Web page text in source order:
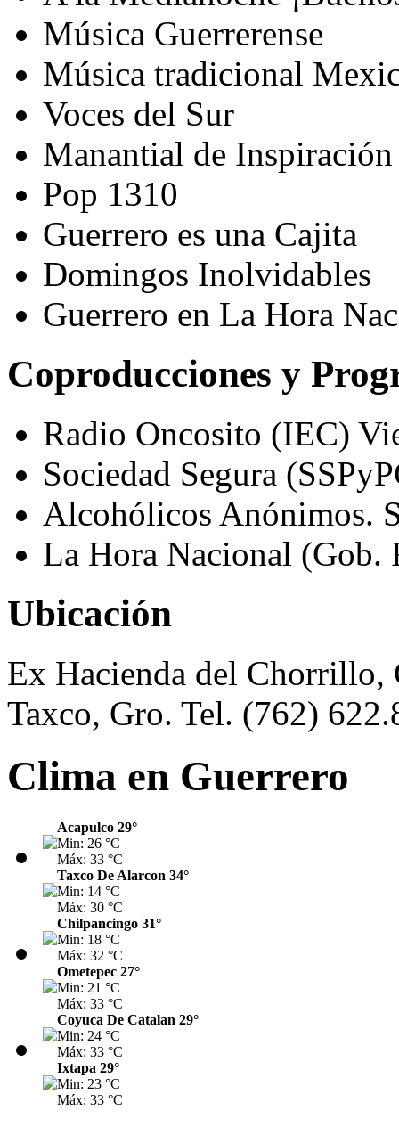
Música Guerrerense
Música tradicional
Voces del Sur
Manantial de Inspiración
Pop 1310
Guerrero es una Cajita
Domingos Inolvidables
Guerrero en La Hora
Coproducciones y
Radio Oncosito (IEC)
Sociedad Segura
Alcohólicos Anónimos.
La Hora Nacional (Gob.
Ubicación
Ex Hacienda del Chorrillo,
Taxco, Gro. Tel. (762)
Clima en Guerrero
Acapulco 29°
Min: 26 °C
Máx: 33 °C
Taxco De Alarcon 34°
Min: 14 °C
Máx: 30 °C
Chilpancingo 31°
Min: 18 °C
Máx: 32 °C
Ometepec 27°
Min: 21 °C
Máx: 33 °C
Coyuca De Catalan 29°
Min: 24 °C
Máx: 33 °C
Ixtapa 29°
Min: 23 °C
Máx: 33 °C